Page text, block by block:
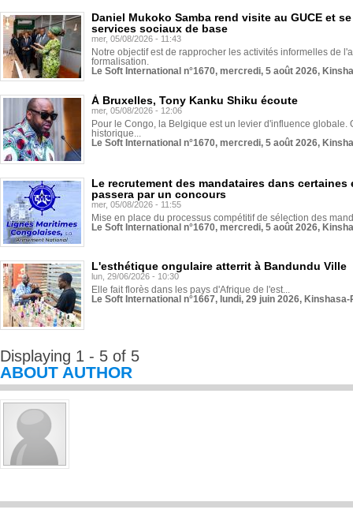
Daniel Mukoko Samba rend visite au GUCE et
services sociaux de base
mer, 05/08/2026 - 11:43
Notre objectif est de rapprocher les activités informelles de
formalisation.
Le Soft International n°1670, mercredi, 5 août 2026,
À Bruxelles, Tony Kanku Shiku écoute
mer, 05/08/2026 - 12:06
Pour le Congo, la Belgique est un levier d'influence globale.
historique...
Le Soft International n°1670, mercredi, 5 août 2026,
Le recrutement des mandataires dans
passera par un concours
mer, 05/08/2026 - 11:55
Mise en place du processus compétitif de sélection des
Le Soft International n°1670, mercredi, 5 août 2026,
L'esthétique ongulaire atterrit à Bandundu Ville
lun, 29/06/2026 - 10:30
Elle fait florès dans les pays d'Afrique de l'est...
Le Soft International n°1667, lundi, 29 juin 2026,
Displaying 1 - 5 of 5
ABOUT AUTHOR